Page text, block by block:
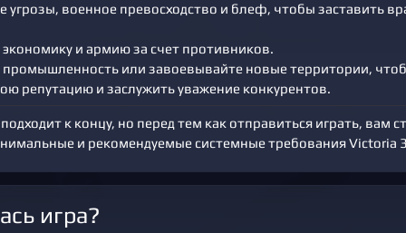
угрозы, военное превосходство и блеф, чтобы заставить
и армию за счет противников.
промышленность или завоевывайте новые территории,
репутацию и заслужить уважение конкурентов.
к концу, но перед тем как отправиться играть, вам
и рекомендуемые системные требования Victoria
игра?